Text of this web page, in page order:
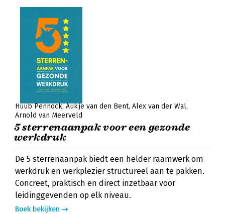
Huub Pennock Aukje van den Bent Alex van der Wal
Arnold van Meerveld
5 sterrenaanpak voor een gezonde
werkdruk
De 5 sterrenaanpak biedt een helder raamwerk om
werkdruk en werkplezier structureel aan te pakken.
Concreet, praktisch en direct inzetbaar voor
leidinggevenden op elk niveau.
Boek bekijken